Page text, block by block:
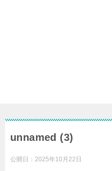
unnamed (3)
公開日： 2025年10月22日